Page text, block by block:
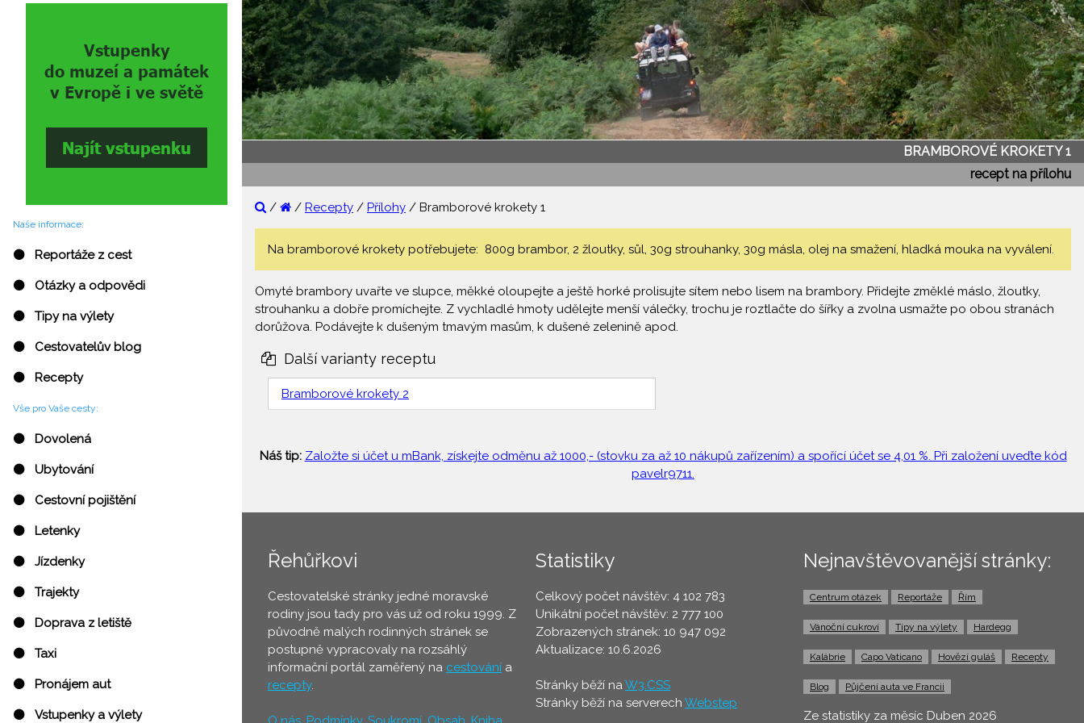
Naše informace:
⚫ Reportáže z cest
⚫ Otázky a odpovědi
⚫ Tipy na výlety
⚫ Cestovatelův blog
⚫ Recepty
Vše pro Vaše cesty:
⚫ Dovolená
⚫ Ubytování
⚫ Cestovní pojištění
⚫ Letenky
⚫ Jízdenky
⚫ Trajekty
⚫ Doprava z letiště
⚫ Taxi
⚫ Pronájem aut
⚫ Vstupenky a výlety
BRAMBOROVÉ KROKETY 1
recept na přílohu
/ / Recepty / Přílohy / Bramborové krokety 1
Na bramborové krokety potřebujete: 800g brambor, 2 žloutky, sůl, 30g strouhanky, 30g másla, olej na smažení, hladká mouka na vyválení.
Omyté brambory uvařte ve slupce, měkké oloupejte a ještě horké prolisujte sítem nebo lisem na brambory. Přidejte změklé máslo, žloutky,
strouhanku a dobře promíchejte. Z vychladlé hmoty udělejte menší válečky, trochu je roztlačte do šířky a zvolna usmažte po obou stranách
dorůžova. Podávejte k dušeným tmavým masům, k dušené zelenině apod.
Další varianty receptu
Bramborové krokety 2
Náš tip: Založte si účet u mBank, získejte odměnu až 1000,- (stovku za až 10 nákupů zařízením) a spořící účet se 4,01 %. Při založení uveďte kód
pavelr9711.
Řehůřkovi
Cestovatelské stránky jedné moravské
rodiny jsou tady pro vás už od roku 1999. Z
původně malých rodinných stránek se
postupně vypracovaly na rozsáhlý
informační portál zaměřený na cestování a
recepty.
Statistiky
Celkový počet návštěv: 4 102 783
Unikátní počet návštěv: 2 777 100
Zobrazených stránek: 10 947 092
Aktualizace: 10.6.2026
Stránky běží naW3.CSS
Stránky běží na serverech Webstep
Nejnavštěvovanější stránky:
Centrum otázek Reportáže Řím
Vánoční cukroví Tipy na výlety Hardegg
Kalábrie Capo Vaticano Hovězí guláš Recepty
Blog Půjčení auta ve Francii
Ze statistiky za měsíc Duben 2026